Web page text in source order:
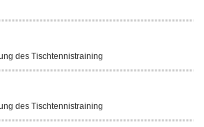
des Tischtennistraining
des Tischtennistraining